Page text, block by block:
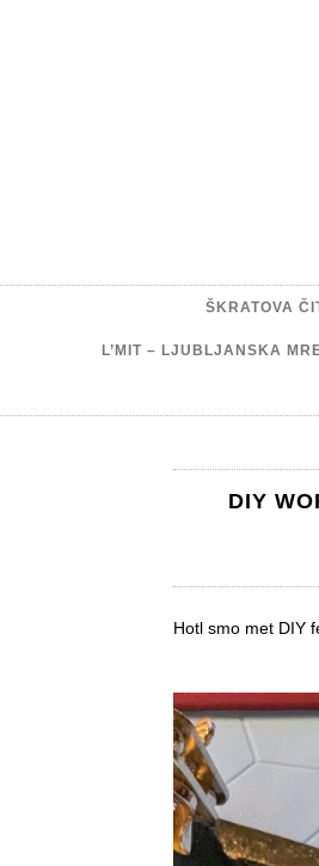
ŠKRATOVA
L’MIT – LJUBLJANSKA
DIY
Hotl smo met DIY